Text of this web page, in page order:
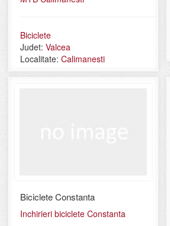
Biciclete
Judet: Valcea
Localitate: Calimanesti
Biciclete Constanta
Inchirieri biciclete Constanta